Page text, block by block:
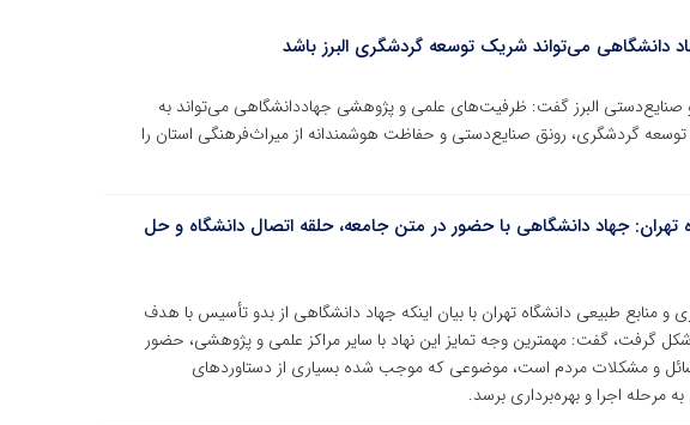
دانشگاهی می‌تواند شریک توسعه گردشگری البرز باشد
البرز گفت: ظرفیت‌های علمی و پژوهشی جهاددانشگاهی می‌تواند به
گردشگری، رونق صنایع‌دستی و حفاظت هوشمندانه از میراث‌فرهنگی استان را
جهاد دانشگاهی با حضور در متن جامعه، حلقه اتصال دانشگاه و حل
منابع طبیعی دانشگاه تهران با بیان اینکه جهاد دانشگاهی از بدو تأسیس با هدف
شکل گرفت، گفت: مهمترین وجه تمایز این نهاد با سایر مراکز علمی و پژوهشی، حضور
و مشکلات مردم است، موضوعی که موجب شده بسیاری از دستاوردهای
مرحله اجرا و بهره‌برداری برسد.